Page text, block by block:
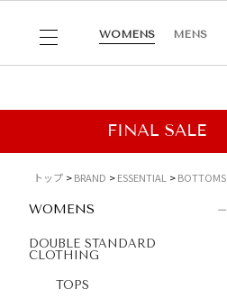
WOMENS MENS
トップ BRAND ESSENTIAL BOTTOMS
WOMENS
DOUBLE STANDARD
CLOTHING
TOPS